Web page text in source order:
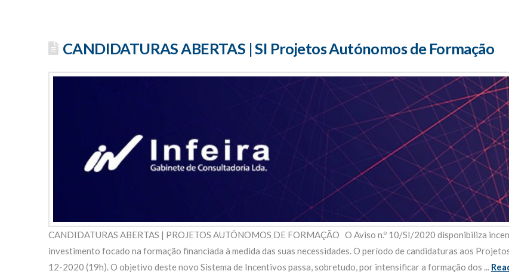
CANDIDATURAS ABERTAS | SI Projetos Autónomos de Formação
CANDIDATURAS ABERTAS | PROJETOS AUTÓNOMOS DE FORMAÇÃO O Aviso n.º 10/SI/2020 disponibiliza
investimento focado na formação financiada à medida das suas necessidades. O período de candidaturas aos
12-2020 (19h). O objetivo deste novo Sistema de Incentivos passa, sobretudo, por intensificar a formação dos ...